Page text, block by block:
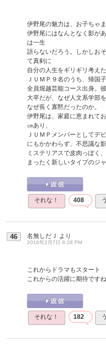
伊野尾の魅力は、お子ちゃ
伊野尾にはなんとなく影が
は一生
語らないだろう。しかしお
て真剣に
自分の人生をギリギリ考え
ＪＵＭＰ９名のうち、帰国
全員堀越芸能コース出身。
大卒だが、なぜ人文系学部
なぜ長く寡黙だったのか。
伊野尾は、家庭に恵まれて
㎝あり、
ＪＵＭＰメンバーとしてデ
にもかかわらず、不思議な影
ミステリアスで皮肉っぽく
まったく新しいタイプのジ
それな！ 408
46 名無しだＪ より
2016年2月7日 8:28 PM
これからドラマもスタート
これからの活躍に期待です
それな！ 182